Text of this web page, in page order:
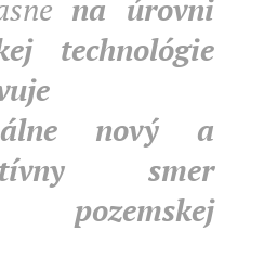
na úrovni
technológie
nový a
smer
pozemskej